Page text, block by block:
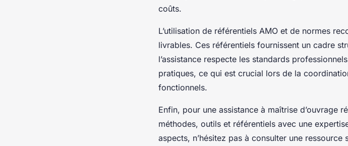
coûts.
L’utilisation de référentiels AMO et de normes
livrables. Ces référentiels fournissent un cadre
l’assistance respecte les standards
pratiques, ce qui est crucial lors de la
fonctionnels.
Enfin, pour une assistance à maîtrise d’ouvrage
méthodes, outils et référentiels avec une
aspects, n’hésitez pas à consulter une